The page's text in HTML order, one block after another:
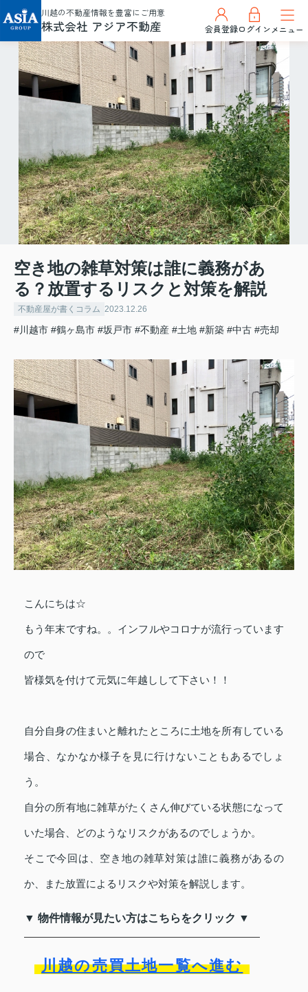
川越の不動産情報を豊富にご用意
株式会社 アジア不動産 会員登録ログインメニュー
空き地の雑草対策は誰に義務があ
る？放置するリスクと対策を解説
不動産屋が書くコラム 2023.12.26
#川越市 #鶴ヶ島市 #坂戸市 #不動産 #土地 #新築 #中古 #売却
こんにちは☆
もう年末ですね。。インフルやコロナが流行っています
ので
皆様気を付けて元気に年越しして下さい！！
自分自身の住まいと離れたところに土地を所有している
場合、なかなか様子を見に行けないこともあるでしょ
う。
自分の所有地に雑草がたくさん伸びている状態になって
いた場合、どのようなリスクがあるのでしょうか。
そこで今回は、空き地の雑草対策は誰に義務があるの
か、また放置によるリスクや対策を解説します。
▼ 物件情報が見たい方はこちらをクリック ▼
川越の売買土地一覧へ進む